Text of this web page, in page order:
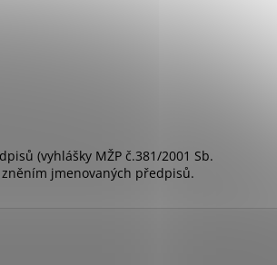
(vyhlášky MŽP č.381/2001 Sb.
jmenovaných předpisů.